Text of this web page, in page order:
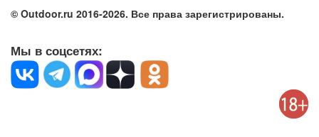
© Outdoor.ru 2016-2026. Все права зарегистрированы.
Мы в соцсетях: